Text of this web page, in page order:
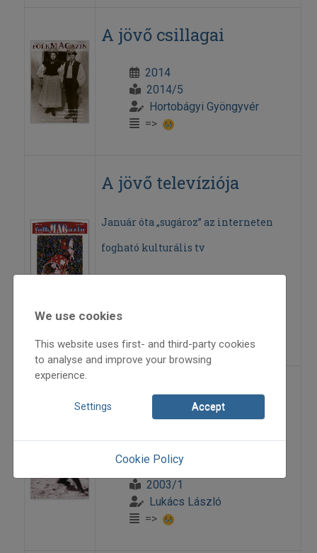
A jövő csillagai
2014
2014/5
Hortobágyi Gyöngyvér
=>
A jövő televíziója
Január óta „sugároz” az interneten
fogható kulturális tv
A juhait kereső pásztor
2003/1
Lukács László
=>
We use cookies
This website uses first- and third-party cookies
to analyse and improve your browsing
experience.
Settings Accept
Cookie Policy